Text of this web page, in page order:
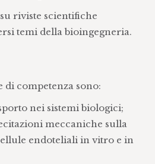
riviste scientifiche
temi della bioingegneria.
competenza sono:
nei sistemi biologici;
meccaniche sulla
endoteliali in vitro e in